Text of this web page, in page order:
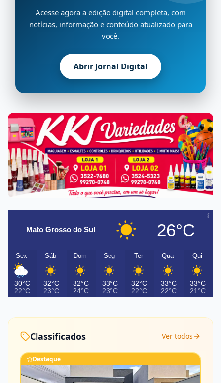
Acesse agora a edição digital completa, com
notícias, informação e conteúdo atualizado para
você.
Abrir Jornal Digital
Mato Grosso do Sul 26°C
Sex
30°C
22°C
Sáb
32°C
23°C
Dom
32°C
24°C
Seg
33°C
23°C
Ter
32°C
22°C
Qua
33°C
22°C
Qui
33°C
21°C
Classificados Ver todos
Destaque